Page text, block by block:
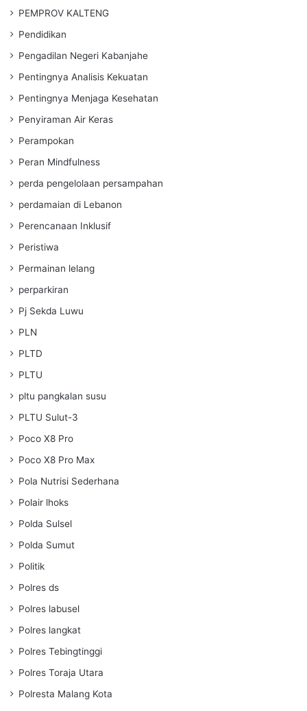
PEMPROV KALTENG
Pendidikan
Pengadilan Negeri Kabanjahe
Pentingnya Analisis Kekuatan
Pentingnya Menjaga Kesehatan
Penyiraman Air Keras
Perampokan
Peran Mindfulness
perda pengelolaan persampahan
perdamaian di Lebanon
Perencanaan Inklusif
Peristiwa
Permainan lelang
perparkiran
Pj Sekda Luwu
PLN
PLTD
PLTU
pltu pangkalan susu
PLTU Sulut-3
Poco X8 Pro
Poco X8 Pro Max
Pola Nutrisi Sederhana
Polair lhoks
Polda Sulsel
Polda Sumut
Politik
Polres ds
Polres labusel
Polres langkat
Polres Tebingtinggi
Polres Toraja Utara
Polresta Malang Kota